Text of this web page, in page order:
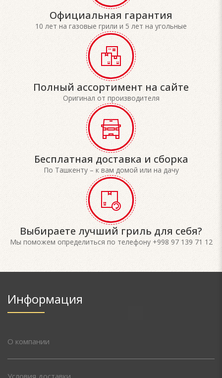
Официальная гарантия
10 лет на газовые грили и 5 лет на угольные
Полный ассортимент на сайте
Оригинал от производителя
Бесплатная доставка и сборка
По Ташкенту – к вам домой или на дачу
Выбираете лучший гриль для себя?
Мы поможем определиться по телефону +998 97 139 71 12
Информация
О компании